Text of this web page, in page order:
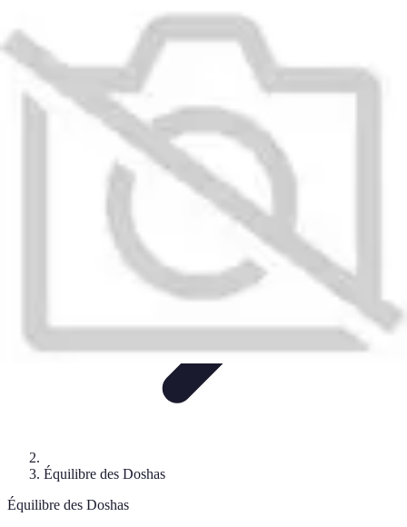
Information
Santé et Bien-être
Doshas Plantes et Remèdes
Santé Ayurvédique
Équilibre des Doshas
Équilibre des Doshas